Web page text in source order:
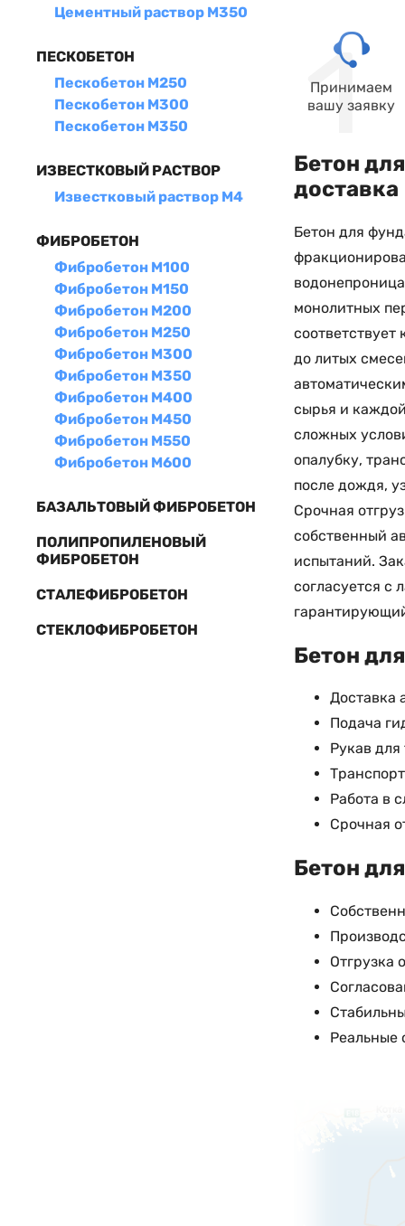
Цементный раствор М350
ПЕСКОБЕТОН
Пескобетон М250
Пескобетон М300
Пескобетон М350
ИЗВЕСТКОВЫЙ РАСТВОР
Известковый раствор М4
ФИБРОБЕТОН
Фибробетон М100
Фибробетон М150
Фибробетон М200
Фибробетон М250
Фибробетон М300
Фибробетон М350
Фибробетон М400
Фибробетон М450
Фибробетон М550
Фибробетон М600
БАЗАЛЬТОВЫЙ ФИБРОБЕТОН
ПОЛИПРОПИЛЕНОВЫЙ
ФИБРОБЕТОН
СТАЛЕФИБРОБЕТОН
СТЕКЛОФИБРОБЕТОН
Принимаем
вашу заявку
Бетон
доставка
Бетон для
монолитных
до литых
сырья и
сложных
опалубку,
после дождя,
Срочная
собственный
испытаний.
согласуется с
Бетон
Доставка
Подача
Рукав
Работа в
Срочная
Бетон
Отгрузка
Реальные